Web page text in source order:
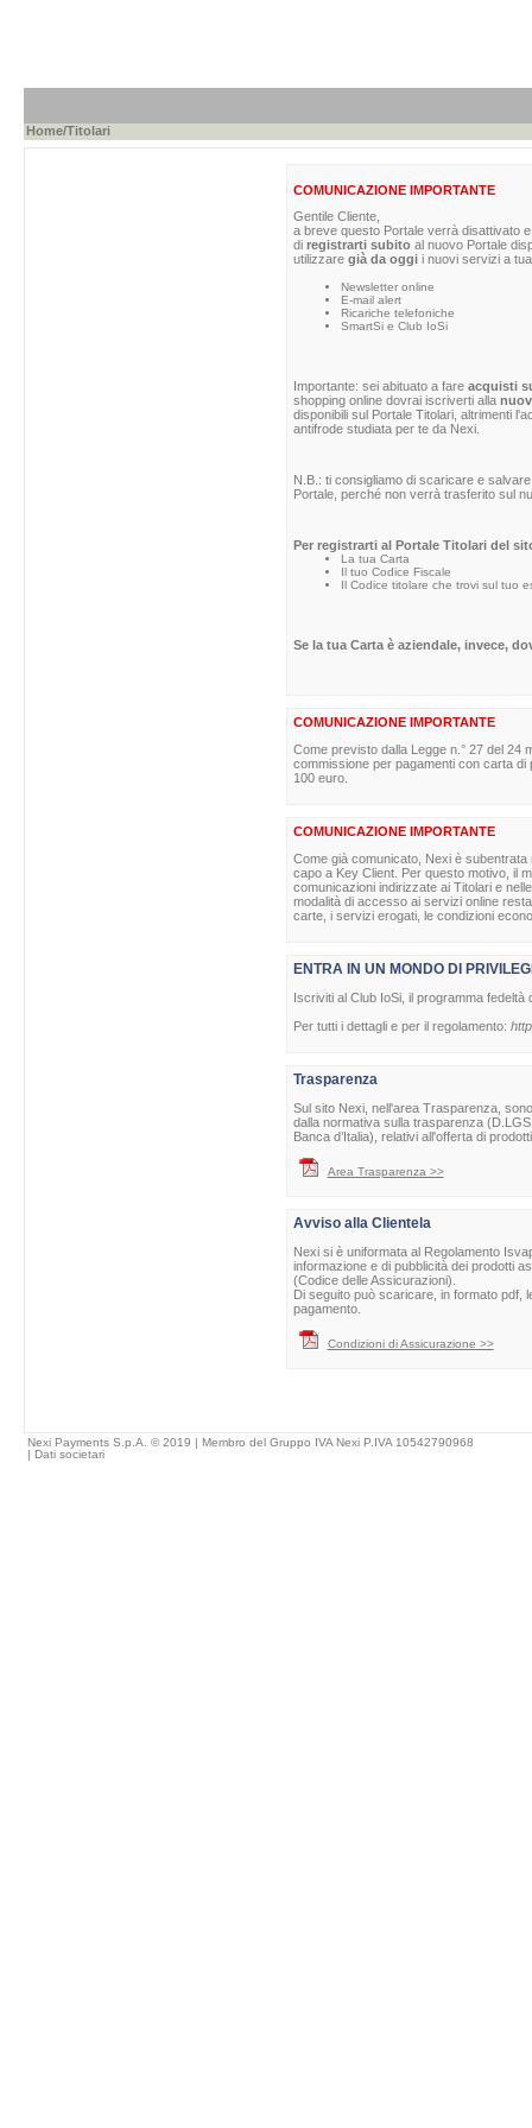
Home/Titolari
COMUNICAZIONE IMPORTANTE
Gentile Cliente,
a breve questo Portale verrà disattivato
diregistrarti subitoal nuovo Portale
utilizzare già da oggii nuovi servizi a
Newsletter online
E-mail alert
Ricariche telefoniche
SmartSi e Club IoSi
Importante: sei abituato a fare acquisti
shopping online dovrai iscriverti alla
disponibili sul Portale Titolari, altrimenti
antifrode studiata per te da Nexi.
N.B.: ti consigliamo di scaricare e
Portale, perché non verrà trasferito sul
Per registrarti al Portale Titolari del
La tua Carta
Il tuo Codice Fiscale
Il Codice titolare che trovi sul tuo
Se la tua Carta è aziendale, invece,
COMUNICAZIONE IMPORTANTE
Come previsto dalla Legge n.° 27 del 24
commissione per pagamenti con carta
100 euro.
COMUNICAZIONE IMPORTANTE
Come già comunicato, Nexi è
capo a Key Client. Per questo motivo, il
comunicazioni indirizzate ai Titolari e
modalità di accesso ai servizi online
carte, i servizi erogati, le condizioni
ENTRA IN UN MONDO DI
Iscriviti al Club IoSi, il programma
Per tutti i dettagli e per il regolamento:
Trasparenza
Sul sito Nexi, nell'area Trasparenza,
dalla normativa sulla trasparenza
Banca d’Italia), relativi all'offerta di
Area Trasparenza >>
Avviso alla Clientela
Nexi si è uniformata al Regolamento
informazione e di pubblicità dei prodotti
(Codice delle Assicurazioni).
Di seguito può scaricare, in formato pdf,
pagamento.
Condizioni di Assicurazione >>
Nexi Payments S.p.A. © 2019 | Membro del Gruppo IVA Nexi P.IVA 10542790968
| Dati societari